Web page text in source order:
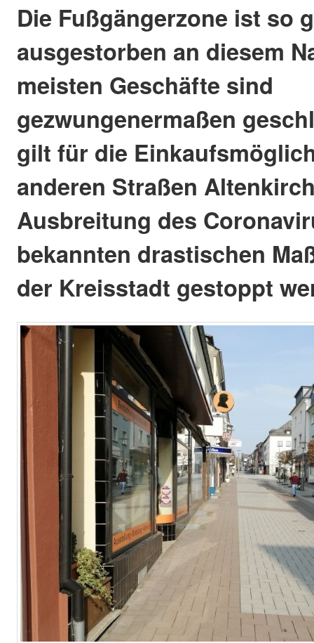
Die Fußgängerzone ist so
ausgestorben an diesem
meisten Geschäfte sind
gezwungenermaßen
gilt für die
anderen Straßen
Ausbreitung des
bekannten drastischen
der Kreisstadt gestoppt